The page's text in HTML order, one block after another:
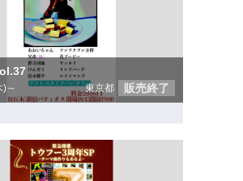
～ 東京都 販売終了